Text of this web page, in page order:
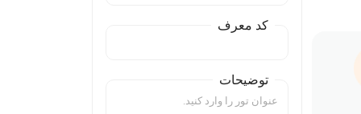
کد معرف
توضیحات